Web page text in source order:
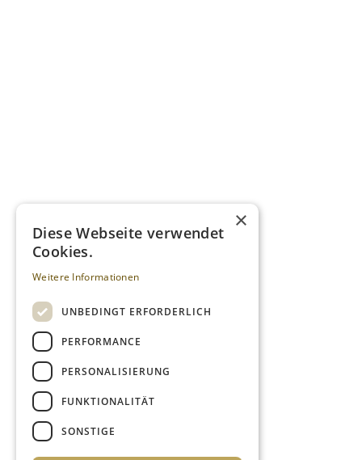
×
Diese Webseite verwendet
Cookies.
Weitere Informationen
UNBEDINGT ERFORDERLICH
PERFORMANCE
PERSONALISIERUNG
FUNKTIONALITÄT
SONSTIGE